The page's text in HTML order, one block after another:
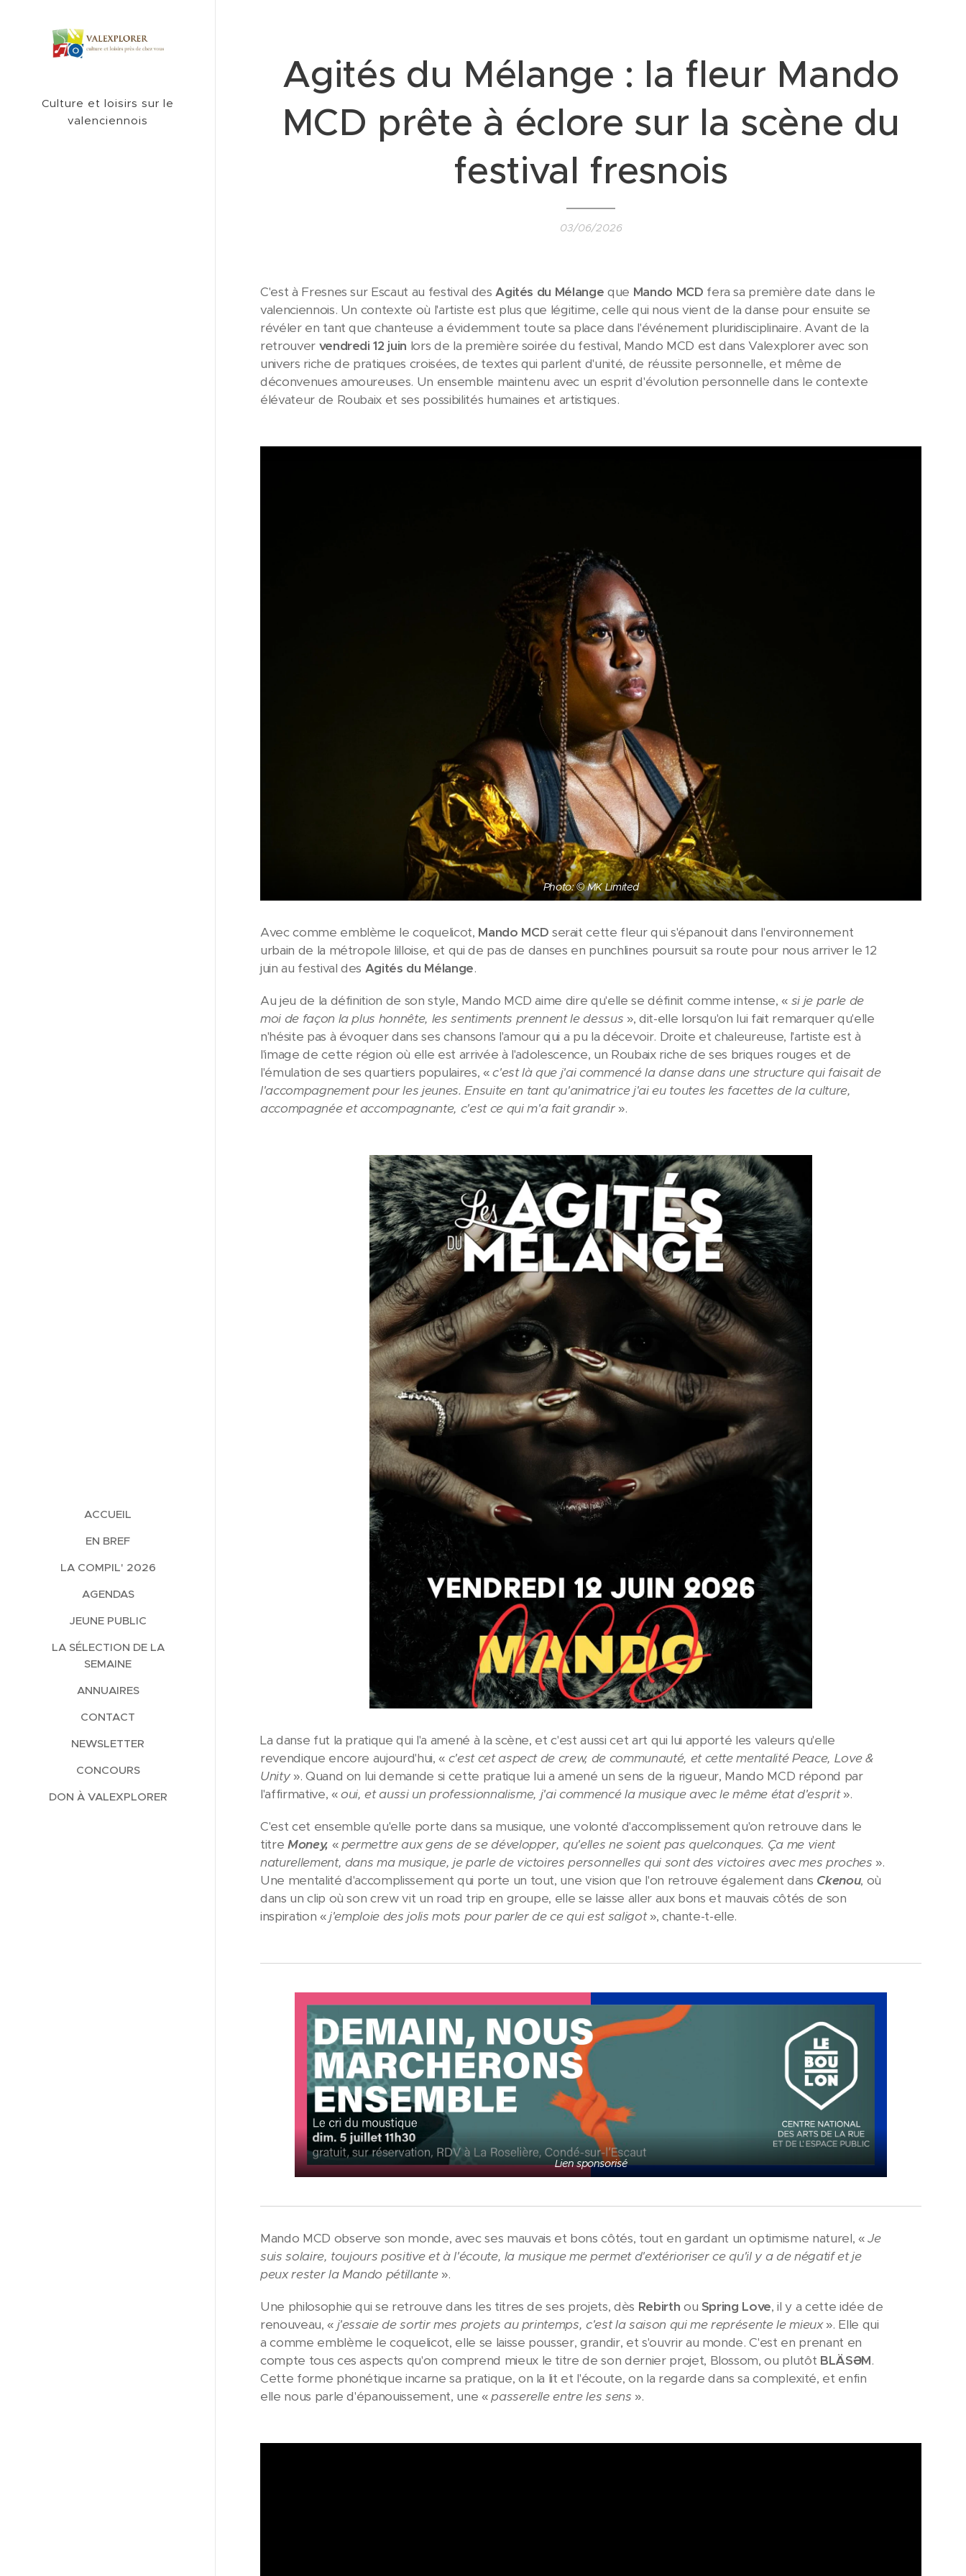
Culture et loisirs sur le
valenciennois
ACCUEIL
EN BREF
LA COMPIL' 2026
AGENDAS
JEUNE PUBLIC
LA SÉLECTION DE LA
SEMAINE
ANNUAIRES
CONTACT
NEWSLETTER
CONCOURS
DON À VALEXPLORER
Agités du Mélange : la fleur Mando
MCD prête à éclore sur la scène du
festival fresnois
03/06/2026
C'est à Fresnes sur Escaut au festival desAgités du Mélangeque Mando MCD fera sa première date dans le
valenciennois. Un contexte où l'artiste est plus que légitime, celle qui nous vient de la danse pour ensuite se
révéler en tant que chanteuse a évidemment toute sa place dans l'événement pluridisciplinaire. Avant de la
retrouver vendredi 12 juin lors de la première soirée du festival, Mando MCD est dans Valexplorer avec son
univers riche de pratiques croisées, de textes qui parlent d'unité, de réussite personnelle, et même de
déconvenues amoureuses. Un ensemble maintenu avec un esprit d'évolution personnelle dans le contexte
élévateur de Roubaix et ses possibilités humaines et artistiques.
Photo: © MK Limited
Avec comme emblème le coquelicot, Mando MCD serait cette fleur qui s'épanouit dans l'environnement
urbain de la métropole lilloise, et qui de pas de danses en punchlines poursuit sa route pour nous arriver le 12
juin au festival des Agités du Mélange.
Au jeu de la définition de son style, Mando MCD aime dire qu'elle se définit comme intense, « si je parle de
moi de façon la plus honnête, les sentiments prennent le dessus », dit-elle lorsqu'on lui fait remarquer qu'elle
n'hésite pas à évoquer dans ses chansons l'amour qui a pu la décevoir. Droite et chaleureuse, l'artiste est à
l'image de cette région où elle est arrivée à l'adolescence, un Roubaix riche de ses briques rouges et de
l'émulation de ses quartiers populaires, «c'est là que j'ai commencé la danse dans une structure qui faisait de
l'accompagnement pour les jeunes. Ensuite en tant qu'animatrice j'ai eu toutes les facettes de la culture,
accompagnée et accompagnante, c'est ce qui m'a fait grandir».
La danse fut la pratique qui l'a amené à la scène, et c'est aussi cet art qui lui apporté les valeurs qu'elle
revendique encore aujourd'hui, « c'est cet aspect de crew, de communauté, et cette mentalité Peace, Love &
Unity». Quand on lui demande si cette pratique lui a amené un sens de la rigueur, Mando MCD répond par
l'affirmative, «oui, et aussi un professionnalisme, j'ai commencé la musique avec le même état d'esprit».
C'est cet ensemble qu'elle porte dans sa musique, une volonté d'accomplissement qu'on retrouve dans le
titre Money, «permettre aux gens de se développer, qu'elles ne soient pas quelconques. Ça me vient
naturellement, dans ma musique, je parle de victoires personnelles qui sont des victoires avec mes proches ».
Une mentalité d'accomplissement qui porte un tout, une vision que l'on retrouve également dans Ckenou, où
dans un clip où son crew vit un road trip en groupe, elle se laisse aller aux bons et mauvais côtés de son
inspiration «j'emploie des jolis mots pour parler de ce qui est saligot», chante-t-elle.
Lien sponsorisé
Mando MCD observe son monde, avec ses mauvais et bons côtés, tout en gardant un optimisme naturel, «Je
suis solaire, toujours positive et à l'écoute, la musique me permet d'extérioriser ce qu'il y a de négatif et je
peux rester la Mando pétillante».
Une philosophie qui se retrouve dans les titres de ses projets, dès Rebirth ou Spring Love, il y a cette idée de
renouveau, «j'essaie de sortir mes projets au printemps, c'est la saison qui me représente le mieux». Elle qui
a comme emblème le coquelicot, elle se laisse pousser, grandir, et s'ouvrir au monde. C'est en prenant en
compte tous ces aspects qu'on comprend mieux le titre de son dernier projet, Blossom, ou plutôt BLÄSƏM.
Cette forme phonétique incarne sa pratique, on la lit et l'écoute, on la regarde dans sa complexité, et enfin
elle nous parle d'épanouissement, une «passerelle entre les sens ».